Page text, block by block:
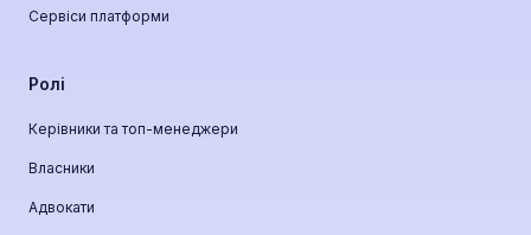
Сервіси платформи
Ролі
Керівники та топ-менеджери
Власники
Адвокати